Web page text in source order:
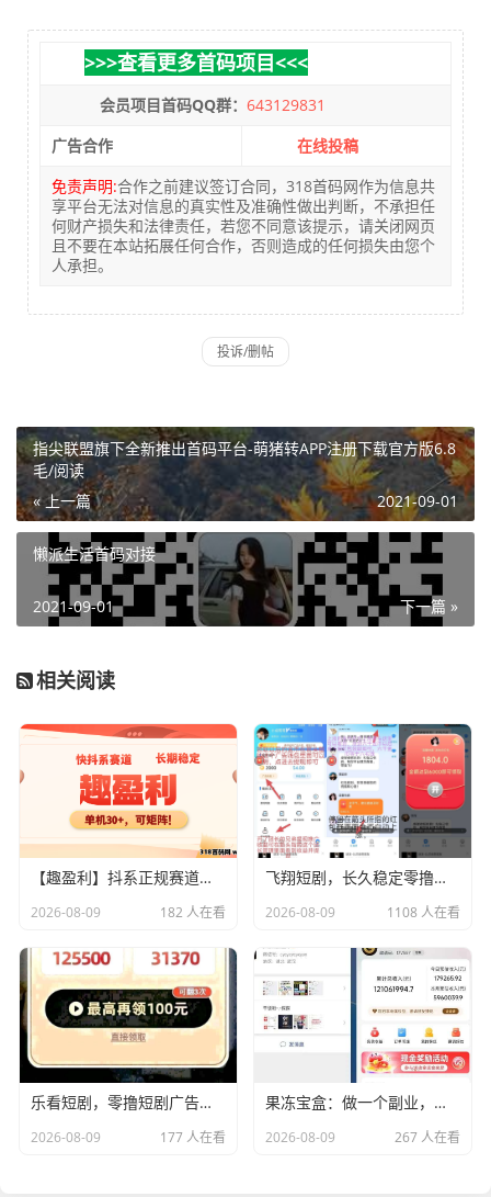
>>>查看更多首码项目<<<
会员项目首码QQ群： 643129831
广告合作
在线投稿
免责声明:合作之前建议签订合同，318首码网作为信息共
享平台无法对信息的真实性及准确性做出判断，不承担任
何财产损失和法律责任，若您不同意该提示，请关闭网页
且不要在本站拓展任何合作，否则造成的任何损失由您个
人承担。
指尖联盟旗下全新推出首码平台-萌猪转APP注册下载官方版6.8
毛/阅读
« 上一篇
2021-09-01
懒派生活首码对接
下一篇 »
2021-09-01
相关阅读
【趣盈利】抖系正规赛道，长期项目，收益非常稳定！
2026-08-09 182 人在看
飞翔短剧，长久稳定零撸挂机自动涨收益
2026-08-09 1108 人在看
乐看短剧，零撸短剧广告赚，保底收益高，放水中
2026-08-09 177 人在看
果冻宝盒：做一个副业，最重要的是有人带！
2026-08-09 267 人在看